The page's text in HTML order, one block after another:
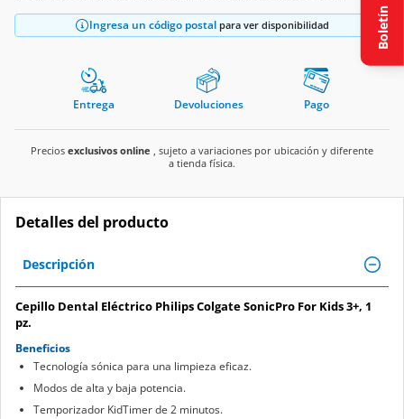
Ingresa un código postal para ver disponibilidad
Entrega Devoluciones Pago
Precios exclusivos online , sujeto a variaciones por ubicación y diferente
a tienda física.
Detalles del producto
Descripción
Cepillo Dental Eléctrico Philips Colgate SonicPro For Kids 3+, 1
pz.
Beneficios
Tecnología sónica para una limpieza eficaz.
Modos de alta y baja potencia.
Temporizador KidTimer de 2 minutos.
Boletín